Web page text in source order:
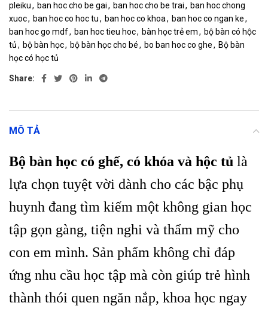
pleiku, ban hoc cho be gai, ban hoc cho be trai, ban hoc chong
xuoc, ban hoc co hoc tu, ban hoc co khoa, ban hoc co ngan ke,
ban hoc go mdf, ban hoc tieu hoc, bàn học trẻ em, bộ bàn có hộc
tủ, bộ bàn học, bộ bàn học cho bé, bo ban hoc co ghe, Bộ bàn
học có học tủ
Share:
MÔ TẢ
Bộ bàn học có ghế, có khóa và hộc tủ là
lựa chọn tuyệt vời dành cho các bậc phụ
huynh đang tìm kiếm một không gian học
tập gọn gàng, tiện nghi và thẩm mỹ cho
con em mình. Sản phẩm không chỉ đáp
ứng nhu cầu học tập mà còn giúp trẻ hình
thành thói quen ngăn nắp, khoa học ngay